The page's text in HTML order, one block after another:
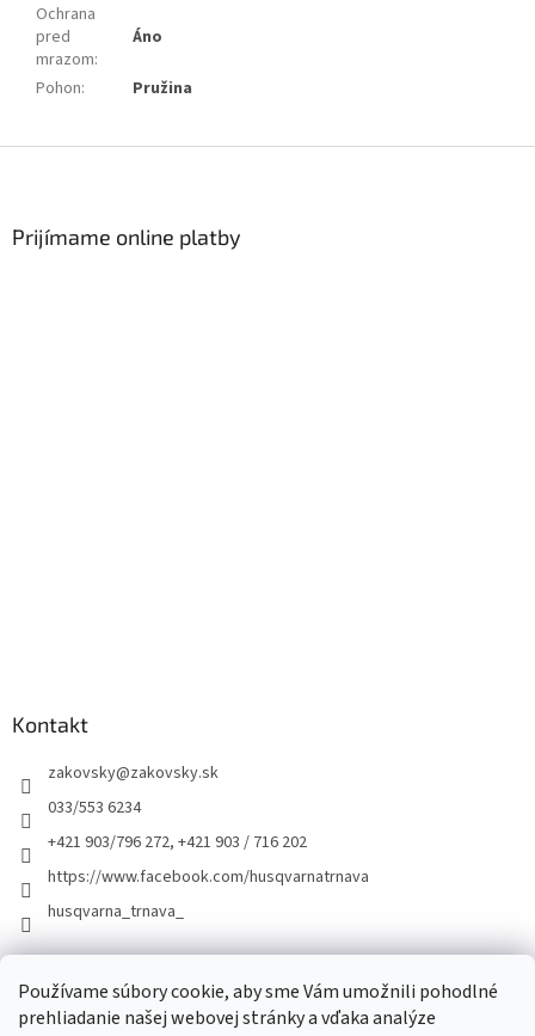
Používame súbory cookie, aby sme Vám umožnili pohodlné
prehliadanie našej webovej stránky a vďaka analýze
Ochrana
pred
mrazom:
Áno
Pohon: Pružina
Prijímame online platby
Kontakt
zakovsky@zakovsky.sk
033/553 6234
+421 903/796 272, +421 903 / 716 202
https://www.facebook.com/husqvarnatrnava
husqvarna_trnava_
Facebook